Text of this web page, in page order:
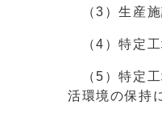
（3）生産施
（4）特定工
（5）特定工
活環境の保持